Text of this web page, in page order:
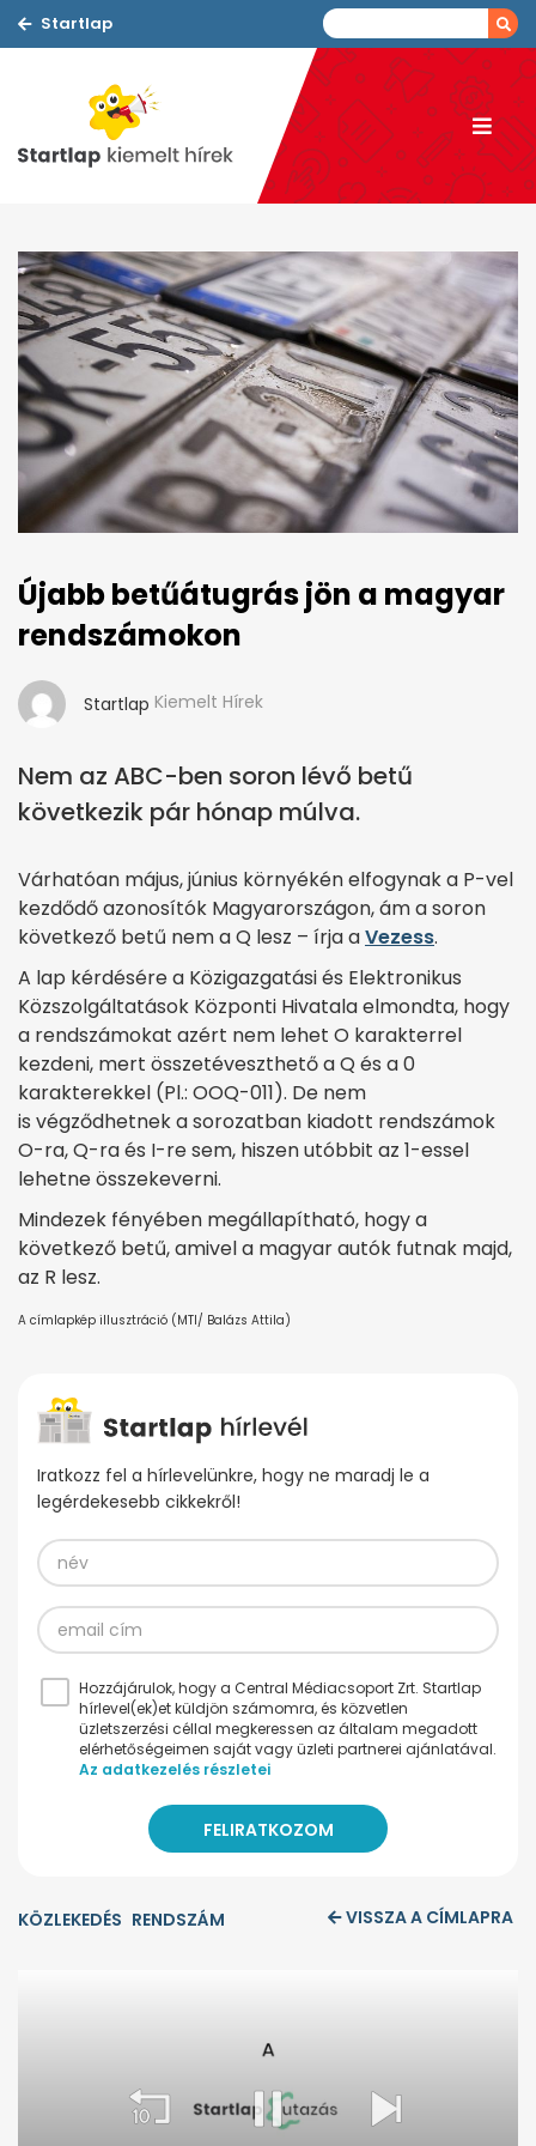
Startlap
Újabb betűátugrás jön a magyar
rendszámokon
Startlap Kiemelt Hírek
Nem az ABC-ben soron lévő betű
következik pár hónap múlva.
Várhatóan május, június környékén elfogynak a P-vel
kezdődő azonosítók Magyarországon, ám a soron
következő betű nem a Q lesz – írja aVezess.
A lap kérdésére a Közigazgatási és Elektronikus
Közszolgáltatások Központi Hivatala elmondta, hogy
a rendszámokat azért nem lehet O karakterrel
kezdeni, mert összetéveszthető a Q és a 0
karakterekkel (Pl.: OOQ-011). De nem
is végződhetnek a sorozatban kiadott rendszámok
O-ra, Q-ra és I-re sem, hiszen utóbbit az 1-essel
lehetne összekeverni.
Mindezek fényében megállapítható, hogy a
következő betű, amivel a magyar autók futnak majd,
az R lesz.
A címlapkép illusztráció (MTI/ Balázs Attila)
Iratkozz fel a hírlevelünkre, hogy ne maradj le a
legérdekesebb cikkekről!
Hozzájárulok, hogy a Central Médiacsoport Zrt. Startlap
hírlevel(ek)et küldjön számomra, és közvetlen
üzletszerzési céllal megkeressen az általam megadott
elérhetőségeimen saját vagy üzleti partnerei ajánlatával.
Az adatkezelés részletei
KÖZLEKEDÉS RENDSZÁM VISSZA A CÍMLAPRA